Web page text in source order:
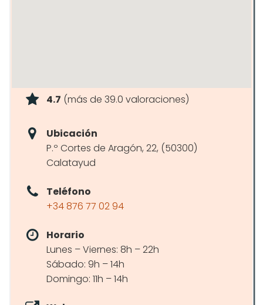
4.7 (más de 39.0 valoraciones)
Ubicación
P.º Cortes de Aragón, 22, (50300)
Calatayud
Teléfono
+34 876 77 02 94
Horario
Lunes – Viernes: 8h – 22h
Sábado: 9h – 14h
Domingo: 11h – 14h